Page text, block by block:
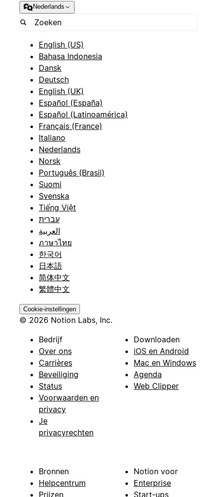
Nederlands
English (US)
Bahasa Indonesia
Dansk
Deutsch
English (UK)
Español (España)
Español (Latinoamérica)
Français (France)
Italiano
Nederlands
Norsk
Português (Brasil)
Suomi
Svenska
Tiếng Việt
עברית
العربية
ภาษาไทย
한국어
日本語
简体中文
繁體中文
Cookie-instellingen
© 2026 Notion Labs, Inc.
Bedrijf
Over ons
Carrières
Beveiliging
Status
Voorwaarden en
privacy
Je
privacyrechten
Downloaden
iOS en Android
Mac en Windows
Agenda
Web Clipper
Bronnen
Helpcentrum
Prijzen
Notion voor
Enterprise
Start-ups